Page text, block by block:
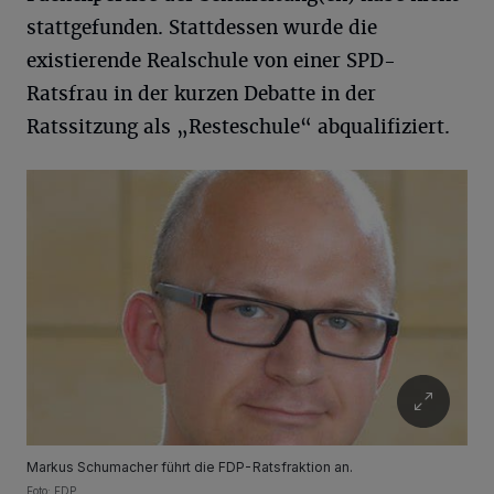
stattgefunden. Stattdessen wurde die
existierende Realschule von einer SPD-
Ratsfrau in der kurzen Debatte in der
Ratssitzung als „Resteschule“ abqualifiziert.
Markus Schumacher führt die FDP-Ratsfraktion an.
Foto: FDP